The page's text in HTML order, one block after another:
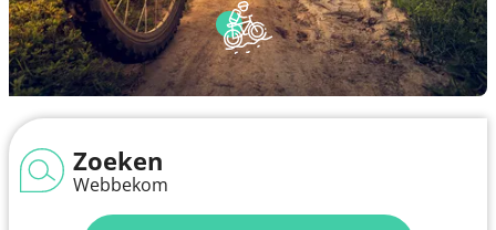
Zoeken
Webbekom